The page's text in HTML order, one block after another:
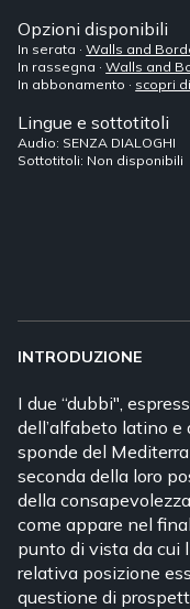
Opzioni disponibili
In serata ·Walls and
In rassegna ·Walls and
In abbonamento · scopri
Lingue e sottotitoli
Audio: SENZA DIALOGHI
Sottotitoli: Non disponibili
INTRODUZIONE
I due “dubbi",
dell’alfabeto latino e
sponde del
seconda della loro
della
come appare nel
punto di vista da cui
relativa posizione
questione di